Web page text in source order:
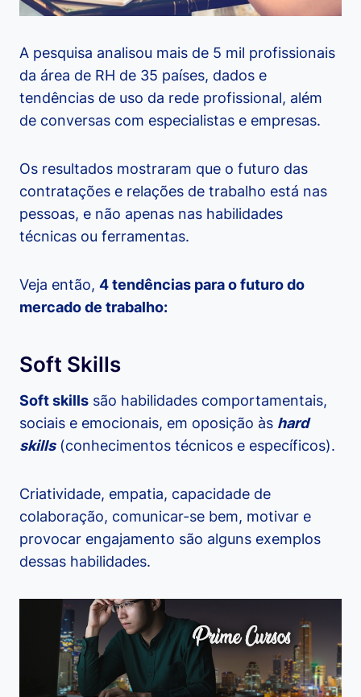
A pesquisa analisou mais de 5 mil profissionais
da área de RH de 35 países, dados e
tendências de uso da rede profissional, além
de conversas com especialistas e empresas.
Os resultados mostraram que o futuro das
contratações e relações de trabalho está nas
pessoas, e não apenas nas habilidades
técnicas ou ferramentas.
Veja então, 4 tendências para o futuro do
mercado de trabalho:
Soft Skills
Soft skills são habilidades comportamentais,
sociais e emocionais, em oposição às hard
skills(conhecimentos técnicos e específicos).
Criatividade, empatia, capacidade de
colaboração, comunicar-se bem, motivar e
provocar engajamento são alguns exemplos
dessas habilidades.